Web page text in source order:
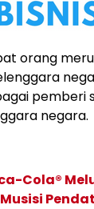
orang
pemberi
negara.
Cola®